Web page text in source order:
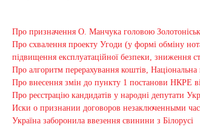
Про призначення О. Манчука головою
Про схвалення проекту Угоди (у формі обміну
підвищення експлуатаційної безпеки, зниження
Про алгоритм перерахування коштів,
Про внесення змін до пункту 1 постанови НКРЕ
Про реєстрацію кандидатів у народні депутати
Иски о признании договоров незаключенными
Україна заборонила ввезення свинини з Білорусі